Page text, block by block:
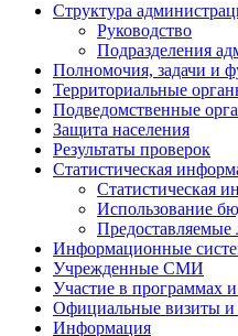
Структура
Руководство
Подразделения
Полномочия, задачи и
Территориальные
Подведомственные
Защита населения
Результаты проверок
Статистическая
Статистическая
Использование
Предоставляемые
Информационные
Учрежденные СМИ
Участие в программах
Официальные визиты и
Информация